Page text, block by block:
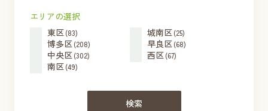
エリアの選択
東区(83) 城南区(25)
博多区(208) 早良区(68)
中央区(302) 西区(67)
南区(49)
検索